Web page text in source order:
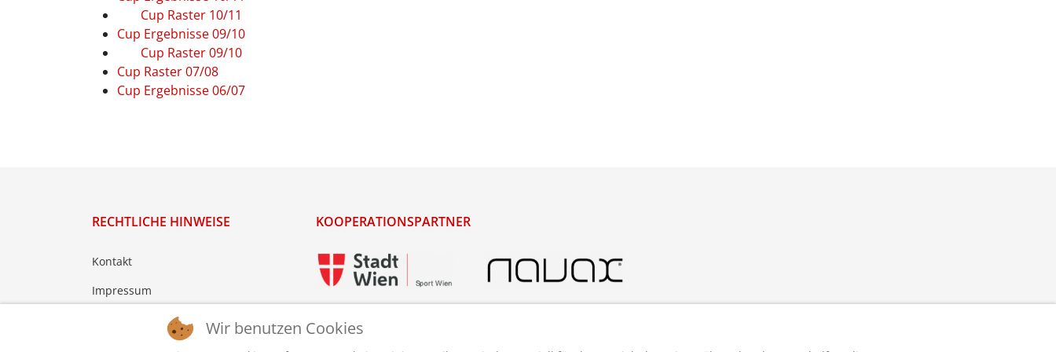
Cup Raster 10/11
Cup Ergebnisse 09/10
Cup Raster 09/10
Cup Raster 07/08
Cup Ergebnisse 06/07
RECHTLICHE HINWEISE
Kontakt
Impressum
KOOPERATIONSPARTNER
Wir benutzen Cookies